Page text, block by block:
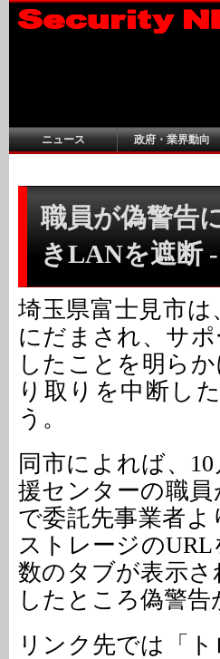
ニュース 政府・業界動向
職員が偽警告
きLANを遮断
埼玉県富士見市
にだまされ、サ
したことを明ら
り取りを中断し
う。
同市によれば、
援センターの職
で委託先事業者
ストレージの
数のタブが表示
したところ偽警
リンク先では「